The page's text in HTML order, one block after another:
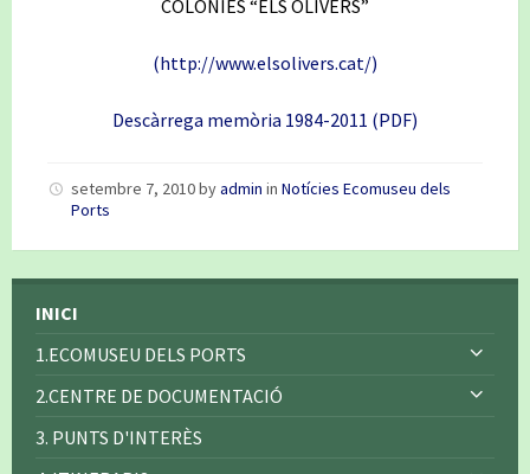
COLÒNIES “ELS OLIVERS”
(http://www.elsolivers.cat/)
Descàrrega memòria 1984-2011 (PDF)
setembre 7, 2010byadmin in Notícies Ecomuseu dels
Ports
INICI
1.ECOMUSEU DELS PORTS
2.CENTRE DE DOCUMENTACIÓ
3. PUNTS D'INTERÈS